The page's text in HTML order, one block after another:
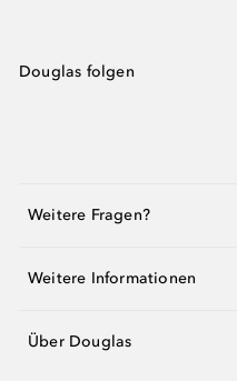
Douglas folgen
Weitere Fragen?
Weitere Informationen
Über Douglas